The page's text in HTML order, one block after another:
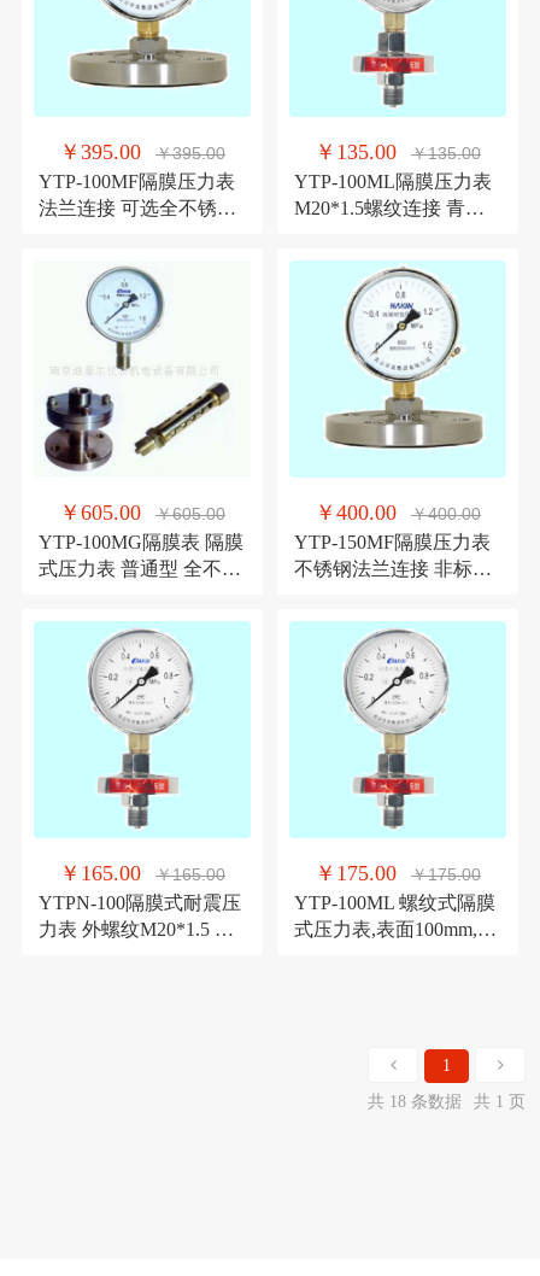
￥395.00 ￥395.00
YTP-100MF隔膜压力表
法兰连接 可选全不锈钢
￥135.00 ￥135.00
YTP-100ML隔膜压力表
M20*1.5螺纹连接 青岛
￥605.00 ￥605.00
YTP-100MG隔膜表 隔膜
式压力表 普通型 全不锈
￥400.00 ￥400.00
YTP-150MF隔膜压力表
不锈钢法兰连接 非标定
￥165.00 ￥165.00
YTPN-100隔膜式耐震压
力表 外螺纹M20*1.5 带
￥175.00 ￥175.00
YTP-100ML 螺纹式隔膜
式压力表,表面100mm,青
1
共 18 条数据
共 1 页